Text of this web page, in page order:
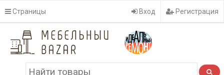
Страницы Вход Регистрация